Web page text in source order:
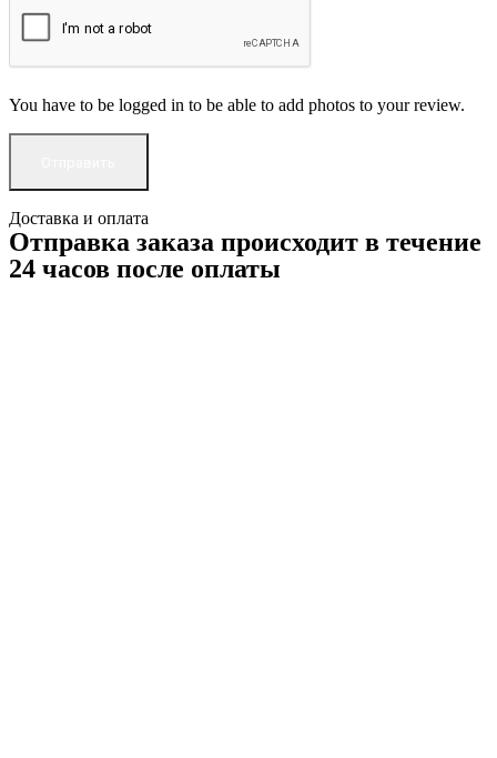
You have to be logged in to be able to add photos to your review.
Доставка и оплата
Отправка заказа происходит в течение
24 часов после оплаты